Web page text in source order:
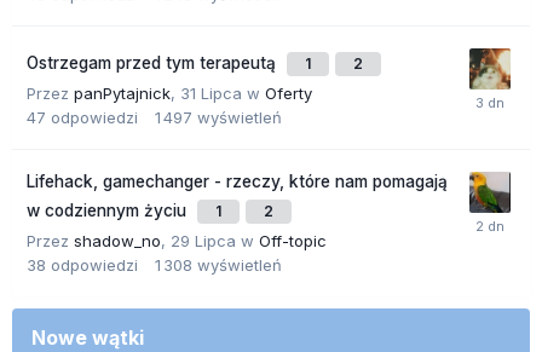
Ostrzegam przed tym terapeutą 1 2
Przez panPytajnick, 31 Lipca w Oferty
47 odpowiedzi 1 497 wyświetleń
Lifehack, gamechanger - rzeczy, które nam pomagają
w codziennym życiu
1 2
Przez shadow_no, 29 Lipca w Off-topic
38 odpowiedzi 1 308 wyświetleń
Nowe wątki